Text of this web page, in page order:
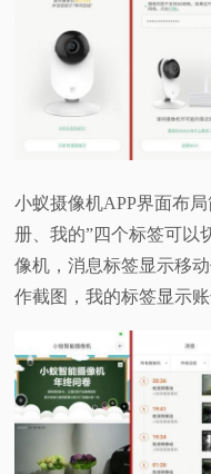
小蚁摄像机APP界面布
册、我的”四个标签可以
像机，消息标签显示移
作截图，我的标签显示账